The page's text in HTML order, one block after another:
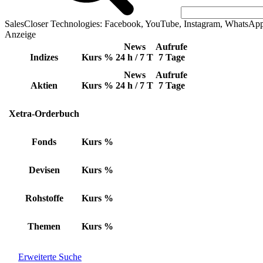
SalesCloser Technologies: Facebook, YouTube, Instagram,
Anzeige
Indizes Kurs %
News
24 h / 7 T
Aufrufe
7 Tage
Aktien Kurs %
News
24 h / 7 T
Aufrufe
7 Tage
Xetra-Orderbuch
Fonds Kurs %
Devisen Kurs %
Rohstoffe Kurs %
Themen Kurs %
Erweiterte Suche